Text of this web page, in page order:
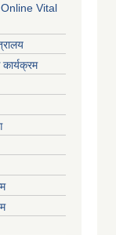
Online Vital